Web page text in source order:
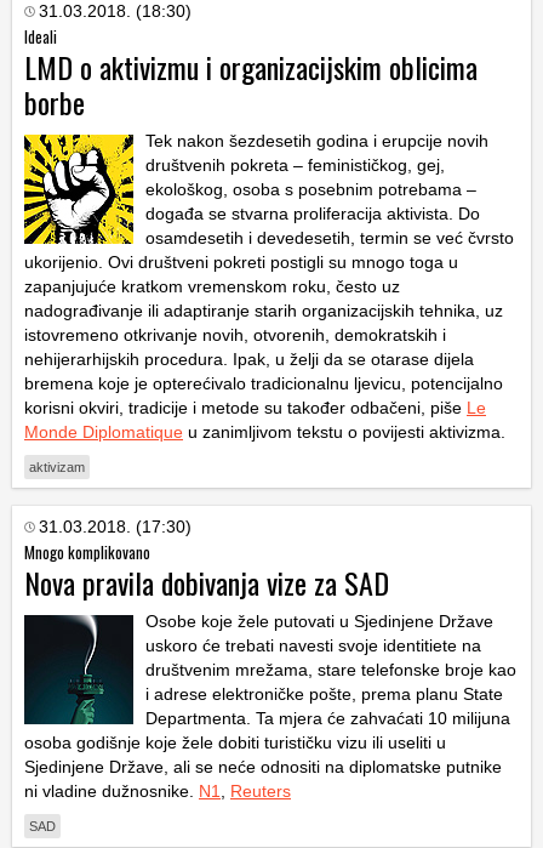
31.03.2018. (18:30)
Ideali
LMD o aktivizmu i organizacijskim oblicima
borbe
Tek nakon šezdesetih godina i erupcije novih
društvenih pokreta – feminističkog, gej,
ekološkog, osoba s posebnim potrebama –
događa se stvarna proliferacija aktivista. Do
osamdesetih i devedesetih, termin se već čvrsto
ukorijenio. Ovi društveni pokreti postigli su mnogo toga u
zapanjujuće kratkom vremenskom roku, često uz
nadograđivanje ili adaptiranje starih organizacijskih tehnika, uz
istovremeno otkrivanje novih, otvorenih, demokratskih i
nehijerarhijskih procedura. Ipak, u želji da se otarase dijela
bremena koje je opterećivalo tradicionalnu ljevicu, potencijalno
korisni okviri, tradicije i metode su također odbačeni, piše Le
Monde Diplomatique u zanimljivom tekstu o povijesti aktivizma.
aktivizam
31.03.2018. (17:30)
Mnogo komplikovano
Nova pravila dobivanja vize za SAD
Osobe koje žele putovati u Sjedinjene Države
uskoro će trebati navesti svoje identitiete na
društvenim mrežama, stare telefonske broje kao
i adrese elektroničke pošte, prema planu State
Departmenta. Ta mjera će zahvaćati 10 milijuna
osoba godišnje koje žele dobiti turističku vizu ili useliti u
Sjedinjene Države, ali se neće odnositi na diplomatske putnike
ni vladine dužnosnike. N1 Reuters
SAD